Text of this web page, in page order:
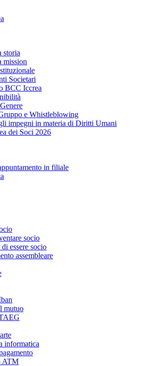
storia
mission
Societari
BCC Iccrea
e Whistleblowing
impegni in materia di Diritti Umani
dei Soci 2026
in filiale
socio
essere socio
assembleare
mutuo
informatica
ATM